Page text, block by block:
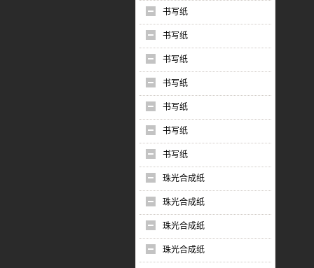
书写纸
书写纸
书写纸
书写纸
书写纸
书写纸
书写纸
珠光合成纸
珠光合成纸
珠光合成纸
珠光合成纸